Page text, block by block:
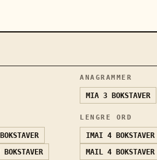
ANAGRAMMER
MIA 3 BOKSTAVER
BOKSTAVER
LENGRE ORD
IMAI 4 BOKSTAVER
MAIL
4 BOKSTAVER